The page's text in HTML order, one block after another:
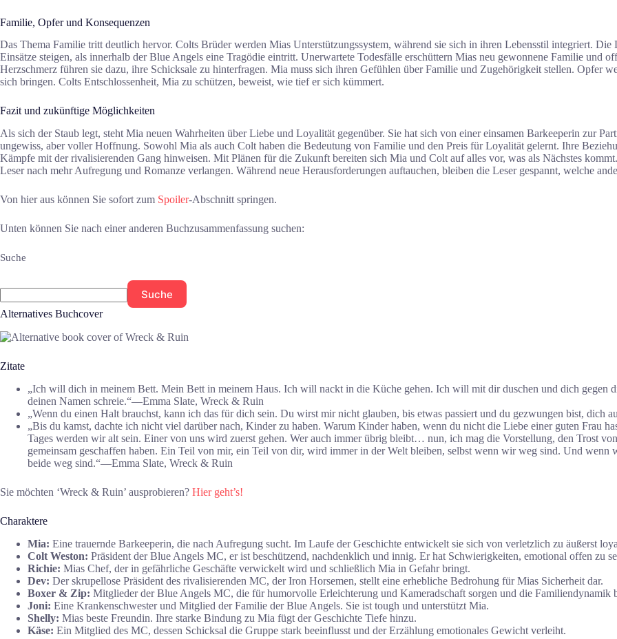
Familie, Opfer und Konsequenzen
Das Thema Familie tritt deutlich hervor. Colts Brüder werden Mias Unterstützungssystem, während sie sich in ihren Lebensstil integriert.
Einsätze steigen, als innerhalb der Blue Angels eine Tragödie eintritt. Unerwartete Todesfälle erschüttern Mias neu gewonnene Familie und
Herzschmerz führen sie dazu, ihre Schicksale zu hinterfragen. Mia muss sich ihren Gefühlen über Familie und Zugehörigkeit stellen. Opfer
sich bringen. Colts Entschlossenheit, Mia zu schützen, beweist, wie tief er sich kümmert.
Fazit und zukünftige Möglichkeiten
Als sich der Staub legt, steht Mia neuen Wahrheiten über Liebe und Loyalität gegenüber. Sie hat sich von einer einsamen Barkeeperin zur
ungewiss, aber voller Hoffnung. Sowohl Mia als auch Colt haben die Bedeutung von Familie und den Preis für Loyalität gelernt. Ihre
Kämpfe mit der rivalisierenden Gang hinweisen. Mit Plänen für die Zukunft bereiten sich Mia und Colt auf alles vor, was als Nächstes
Leser nach mehr Aufregung und Romanze verlangen. Während neue Herausforderungen auftauchen, bleiben die Leser gespannt, welche
Von hier aus können Sie sofort zum Spoiler-Abschnitt springen.
Unten können Sie nach einer anderen Buchzusammenfassung suchen:
Suche
Suche
Alternatives Buchcover
Zitate
„Ich will dich in meinem Bett. Mein Bett in meinem Haus. Ich will nackt in die Küche gehen. Ich will mit dir duschen und dich gegen
deinen Namen schreie.“—Emma Slate, Wreck & Ruin
„Wenn du einen Halt brauchst, kann ich das für dich sein. Du wirst mir nicht glauben, bis etwas passiert und du gezwungen bist, dich
„Bis du kamst, dachte ich nicht viel darüber nach, Kinder zu haben. Warum Kinder haben, wenn du nicht die Liebe einer guten Frau
Tages werden wir alt sein. Einer von uns wird zuerst gehen. Wer auch immer übrig bleibt… nun, ich mag die Vorstellung, den Trost
gemeinsam geschaffen haben. Ein Teil von mir, ein Teil von dir, wird immer in der Welt bleiben, selbst wenn wir weg sind. Und
beide weg sind.“—Emma Slate, Wreck & Ruin
Sie möchten ‘Wreck & Ruin’ ausprobieren? Hier geht’s!
Charaktere
Mia: Eine trauernde Barkeeperin, die nach Aufregung sucht. Im Laufe der Geschichte entwickelt sie sich von verletzlich zu äußerst
Colt Weston: Präsident der Blue Angels MC, er ist beschützend, nachdenklich und innig. Er hat Schwierigkeiten, emotional offen zu
Richie: Mias Chef, der in gefährliche Geschäfte verwickelt wird und schließlich Mia in Gefahr bringt.
Dev: Der skrupellose Präsident des rivalisierenden MC, der Iron Horsemen, stellt eine erhebliche Bedrohung für Mias Sicherheit dar.
Boxer & Zip: Mitglieder der Blue Angels MC, die für humorvolle Erleichterung und Kameradschaft sorgen und die Familiendynamik
Joni: Eine Krankenschwester und Mitglied der Familie der Blue Angels. Sie ist tough und unterstützt Mia.
Shelly: Mias beste Freundin. Ihre starke Bindung zu Mia fügt der Geschichte Tiefe hinzu.
Käse: Ein Mitglied des MC, dessen Schicksal die Gruppe stark beeinflusst und der Erzählung emotionales Gewicht verleiht.